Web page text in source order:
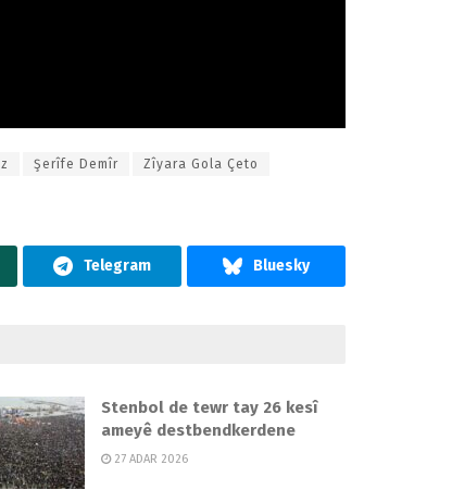
Şerîfe Demîr Zîyara Gola Çeto
Stenbol de tewr tay 26 kesî
ameyê destbendkerdene
27 ADAR 2026